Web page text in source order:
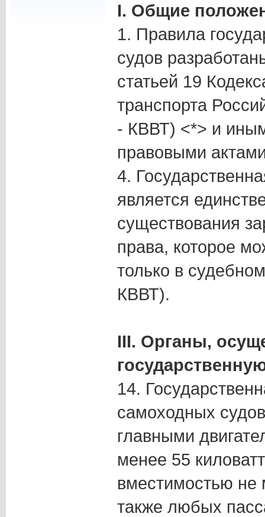
I. Общие
1. Правила
судов
статьей 19
транспорта
- КВВТ) <*> и
правовыми
4.
является
существования
права, которое
только в
КВВТ).
III. Органы,
14.
самоходных
главными
менее 55
вместимостью не
также любых